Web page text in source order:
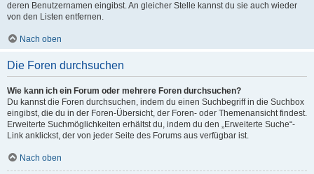
deren Benutzernamen eingibst. An gleicher Stelle kannst du sie auch wieder
von den Listen entfernen.
Nach oben
Die Foren durchsuchen
Wie kann ich ein Forum oder mehrere Foren durchsuchen?
Du kannst die Foren durchsuchen, indem du einen Suchbegriff in die Suchbox
eingibst, die du in der Foren-Übersicht, der Foren- oder Themenansicht findest.
Erweiterte Suchmöglichkeiten erhältst du, indem du den „Erweiterte Suche“-
Link anklickst, der von jeder Seite des Forums aus verfügbar ist.
Nach oben